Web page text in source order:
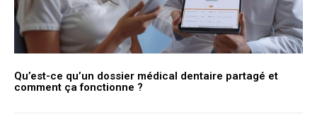
Qu’est-ce qu’un dossier médical dentaire partagé et
comment ça fonctionne ?